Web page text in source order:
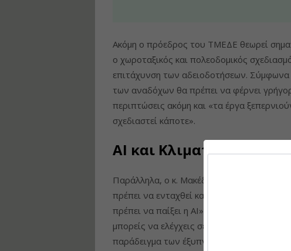
Ακόμη ο πρόεδρος του ΤΜΕΔΕ θεωρεί
ο χωροταξικός και πολεοδομικός
επιτάχυνση των αδειοδοτήσεων. Σύμφωνα
των αναδόχων θα πρέπει να φέρνει
περιπτώσεις ακόμη και «τα έργα
σχεδιαστεί κάποτε».
ΑΙ και Κλιματικός
Παράλληλα, ο κ. Μακέδος συμπλήρωσε πως
πρέπει να ενταχθεί και ο κλιματικός
πρέπει να παίξει η ΑΙ». Αυτό θα αφορά
μπορείς να ελέγχεις σε πραγματικό χρόνο
παράδειγμα των έξυπνων γεφυρών».